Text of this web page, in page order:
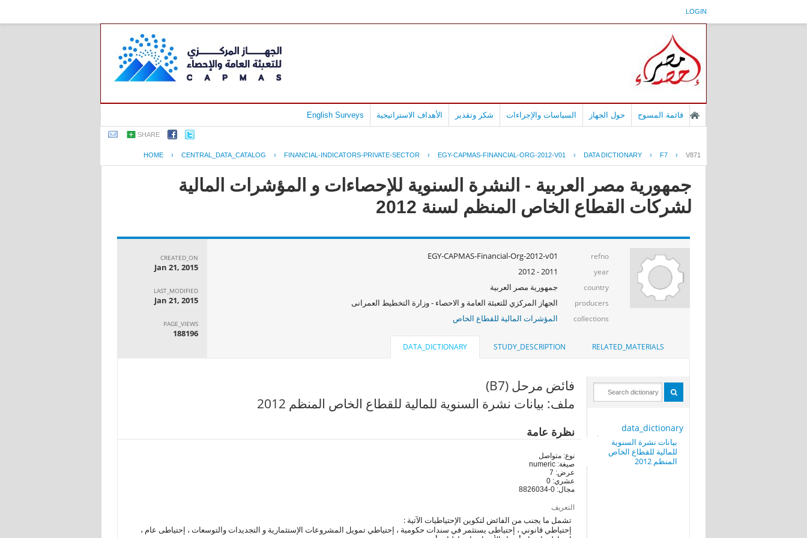
LOGIN
قائمة المسوح حول الجهاز السياسات والإجراءات شكر وتقدير الأهداف الاستراتيجية English Surveys
SHARE
HOME › CENTRAL_DATA_CATALOG › FINANCIAL-INDICATORS-PRIVATE-SECTOR › EGY-CAPMAS-FINANCIAL-ORG-2012-V01 › DATA DICTIONARY › F7 › V871
جمهورية مصر العربية - النشرة السنوية للإحصاءات و المؤشرات المالية
لشركات القطاع الخاص المنظم لسنة 2012
refno
EGY-CAPMAS-Financial-Org-2012-v01
year
2011 - 2012
country جمهورية مصر العربية
producers الجهاز المركزي للتعبئة العامة و الاحصاء - وزارة التخطيط العمرانى
collections المؤشرات المالية للقطاع الخاص
CREATED_ON
Jan 21, 2015
LAST_MODIFIED
Jan 21, 2015
PAGE_VIEWS
188196
RELATED_MATERIALS
STUDY_DESCRIPTION
DATA_DICTIONARY
data_dictionary
بيانات نشرة السنوية
للمالية للقطاع الخاص
المنظم 2012
فائض مرحل (B7)
ملف: بيانات نشرة السنوية للمالية للقطاع الخاص المنظم 2012
نظرة عامة
نوع: متواصل
صيغة: numeric
عرض: 7
عشري: 0
مجال: 0-8826034
التعريف
تشمل ما يجنب من الفائض لتكوين الإحتياطيات الآتية :
إحتياطي قانوني ، إحتياطى يستثمر في سندات حكومية ، إحتياطي تمويل المشروعات الإستثمارية و التجديدات والتوسعات ، إحتياطى عام ،